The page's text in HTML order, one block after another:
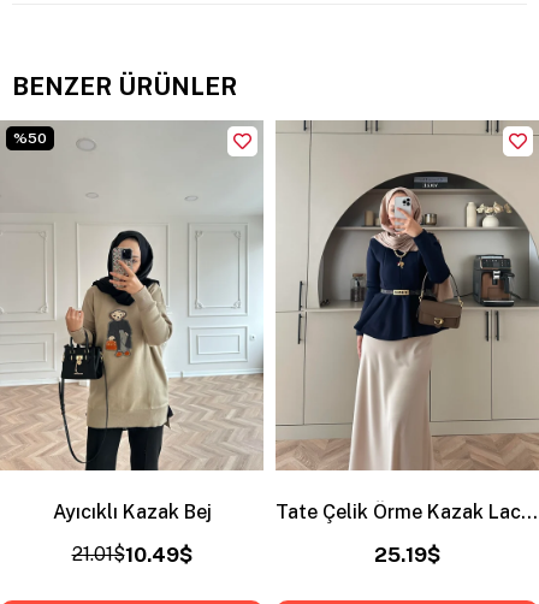
BENZER ÜRÜNLER
Ayıcıklı Kazak Bej
10.49$
21.01$
%50
Tate Çelik Örme Kazak Lacivert
25.19$